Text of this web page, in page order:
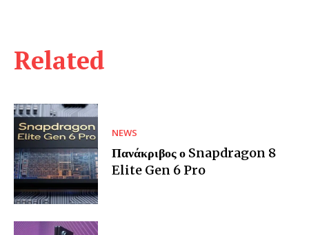
Related
NEWS
Πανάκριβος ο Snapdragon 8
Elite Gen 6 Pro